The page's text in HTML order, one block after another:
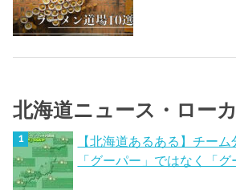
北海道ニュース・ロー
【北海道あるある】チー
「グーパー」ではなく「グ